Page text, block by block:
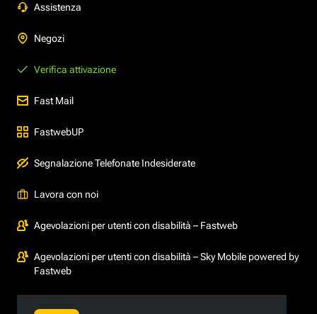
Assistenza
Negozi
Verifica attivazione
Fast Mail
FastwebUP
Segnalazione Telefonate Indesiderate
Lavora con noi
Agevolazioni per utenti con disabilità – Fastweb
Agevolazioni per utenti con disabilità – Sky Mobile powered by
Fastweb